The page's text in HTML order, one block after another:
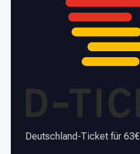
Deutschland-Ticket für 63€